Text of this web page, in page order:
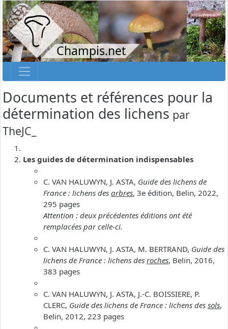
Champis.net
Documents et références pour la
détermination des lichens par
TheJC_
Les guides de détermination indispensables
C. VAN HALUWYN, J. ASTA, Guide des lichens de
France : lichens des arbres, 3e édition, Belin, 2022,
295 pages
Attention : deux précédentes éditions ont été
remplacées par celle-ci.
C. VAN HALUWYN, J. ASTA, M. BERTRAND, Guide des
lichens de France : lichens des roches, Belin, 2016,
383 pages
C. VAN HALUWYN, J. ASTA, J.-C. BOISSIERE, P.
CLERC, Guide des lichens de France : lichens des sols,
Belin, 2012, 223 pages